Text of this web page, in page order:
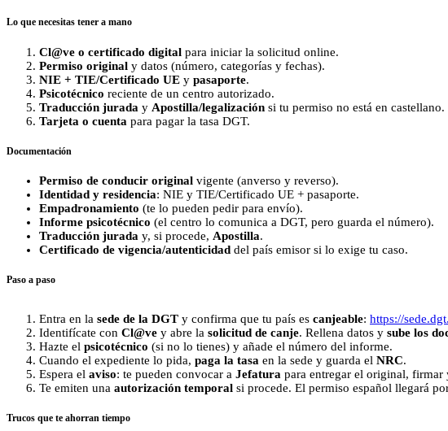
Lo que necesitas tener a mano
Cl@ve o certificado digital para iniciar la solicitud online.
Permiso original y datos (número, categorías y fechas).
NIE + TIE/Certificado UE y pasaporte.
Psicotécnico reciente de un centro autorizado.
Traducción jurada y Apostilla/legalización si tu permiso no está en castellano.
Tarjeta o cuenta para pagar la tasa DGT.
Documentación
Permiso de conducir original vigente (anverso y reverso).
Identidad y residencia: NIE y TIE/Certificado UE + pasaporte.
Empadronamiento (te lo pueden pedir para envío).
Informe psicotécnico (el centro lo comunica a DGT, pero guarda el número).
Traducción jurada y, si procede, Apostilla.
Certificado de vigencia/autenticidad del país emisor si lo exige tu caso.
Paso a paso
Entra en la sede de la DGT y confirma que tu país es canjeable: https://
Identifícate con Cl@ve y abre la solicitud de canje. Rellena datos y sube los
Hazte el psicotécnico (si no lo tienes) y añade el número del informe.
Cuando el expediente lo pida, paga la tasa en la sede y guarda el NRC.
Espera el aviso: te pueden convocar a Jefatura para entregar el original,
Te emiten una autorización temporal si procede. El permiso español llegará
Trucos que te ahorran tiempo